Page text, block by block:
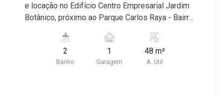
e locação no Edifício Centro Empresarial Jardim
Botânico, próximo ao Parque Carlos Raya - Bairro
características deste imóvel que a Martinelli
Imobiliária selecionou para você: - 48m² de área
útil - 2 WCs masculino e feminino - Copa - 1 vaga
2
Banho
1
Garagem
48 m²
A. Útil